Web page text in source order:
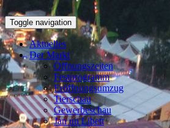
Toggle navigation
Aktuelles
Der Markt
Öffnungszeiten
Festprogramm
Eröffnungsumzug
Tierschau
Gewerbeschau
Jan un Libett